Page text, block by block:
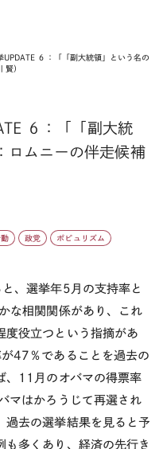
UPDATE ６：「「副大統領」という名の
賢）
６：「「副大統
ロムニーの伴走候補
政党 ポピュリズム
、選挙年5月の支持率と
な相関関係があり、これ
度役立つという指摘があ
47％であることを過去の
、11月のオバマの得票率
マはかろうじて再選され
過去の選挙結果を見ると予
多くあり、経済の先行き